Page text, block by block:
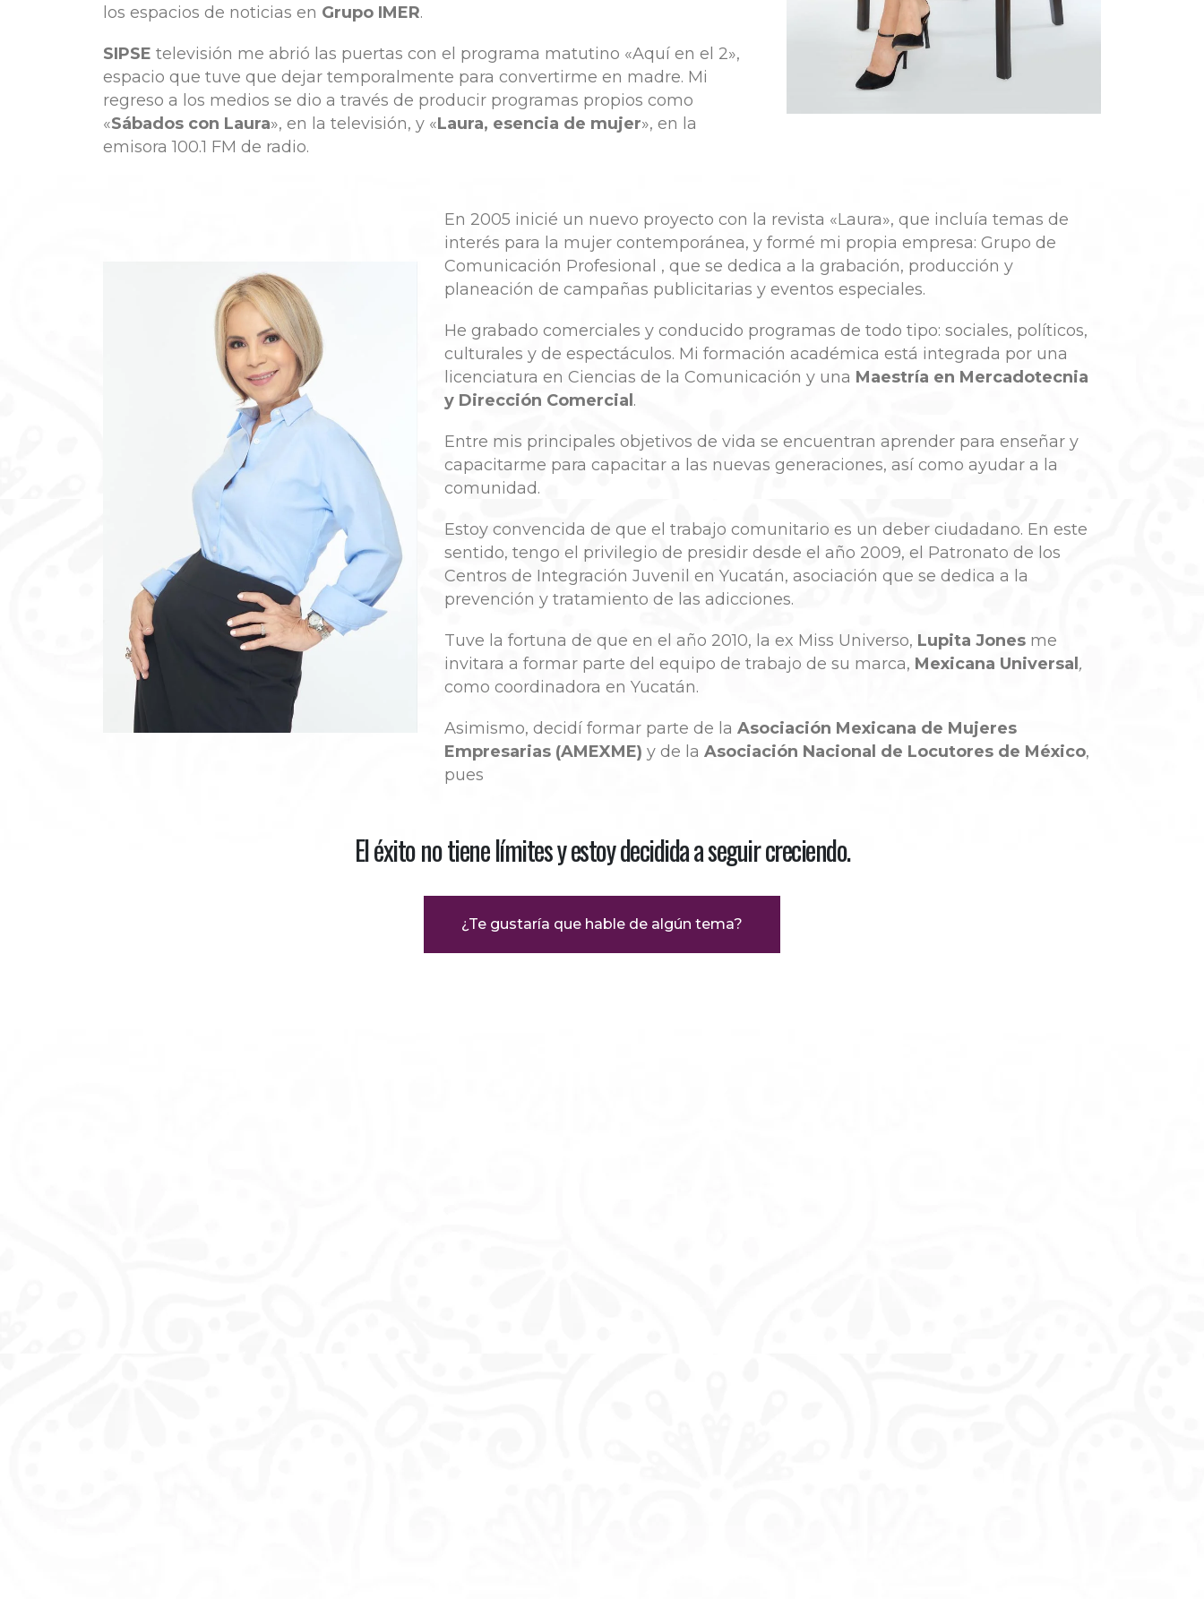
los espacios de noticias en Grupo IMER.
SIPSE televisión me abrió las puertas con el programa matutino «Aquí en el 2»,
espacio que tuve que dejar temporalmente para convertirme en madre. Mi
regreso a los medios se dio a través de producir programas propios como
«Sábados con Laura», en la televisión, y «Laura, esencia de mujer», en la
emisora 100.1 FM de radio.
En 2005 inicié un nuevo proyecto con la revista «Laura», que incluía temas de
interés para la mujer contemporánea, y formé mi propia empresa: Grupo de
Comunicación Profesional , que se dedica a la grabación, producción y
planeación de campañas publicitarias y eventos especiales.
He grabado comerciales y conducido programas de todo tipo: sociales, políticos,
culturales y de espectáculos. Mi formación académica está integrada por una
licenciatura en Ciencias de la Comunicación y una Maestría en Mercadotecnia
y Dirección Comercial .
Entre mis principales objetivos de vida se encuentran aprender para enseñar y
capacitarme para capacitar a las nuevas generaciones, así como ayudar a la
comunidad.
Estoy convencida de que el trabajo comunitario es un deber ciudadano. En este
sentido, tengo el privilegio de presidir desde el año 2009, el Patronato de los
Centros de Integración Juvenil en Yucatán, asociación que se dedica a la
prevención y tratamiento de las adicciones.
Tuve la fortuna de que en el año 2010, la ex Miss Universo, Lupita Jones me
invitara a formar parte del equipo de trabajo de su marca, Mexicana Universal ,
como coordinadora en Yucatán.
Asimismo, decidí formar parte de laAsociación Mexicana de Mujeres
Empresarias (AMEXME) y de laAsociación Nacional de Locutores de México,
pues
El éxito no tiene límites y estoy decidida a seguir creciendo.
¿Te gustaría que hable de algún tema?